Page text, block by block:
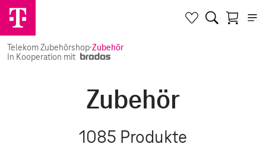
Telekom Zubehörshop·Zubehör
In Kooperation mit
Zubehör
1085 Produkte